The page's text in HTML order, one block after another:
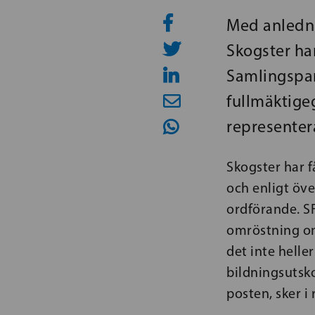
Med
Skogster
Skogster har
och enligt
ordförande.
omröstning
det inte heller
posten, sker